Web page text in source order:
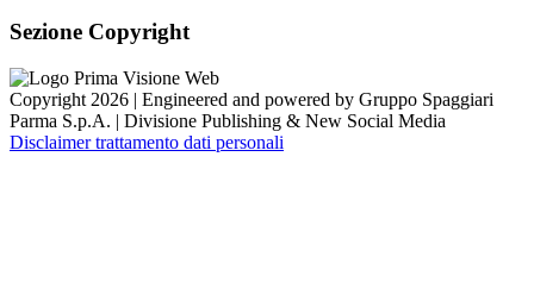
Sezione Copyright
Copyright 2026 | Engineered and powered by Gruppo Spaggiari
Parma S.p.A. | Divisione Publishing & New Social Media
Disclaimer trattamento dati personali